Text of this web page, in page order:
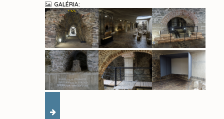
GALÉRIA: